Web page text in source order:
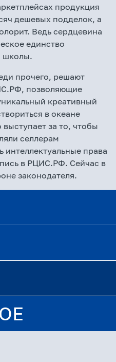
продукция
дешевых подделок, а
Ведь сердцевина
единство
школы.
прочего, решают
позволяющие
креативный
в океане
за то, чтобы
селлерам
интеллектуальные права
в РЦИС.РФ. Сейчас в
законодателя.